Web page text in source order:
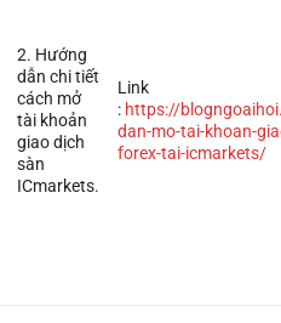
2. Hướng
dẫn chi tiết
cách mở
tài khoản
giao dịch
sàn
ICmarkets.
Link
: https://
dan-mo-tai-khoan-
forex-tai-icmarkets/